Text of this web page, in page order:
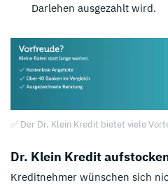
Darlehen ausgezahlt wird.
✅ Der Dr. Klein Kredit bietet viele
Dr. Klein Kredit
Kreditnehmer wünschen sich